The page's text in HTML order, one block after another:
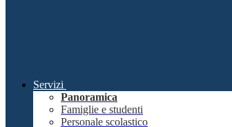
Servizi
Panoramica
Famiglie e studenti
Personale scolastico